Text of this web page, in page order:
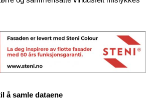
å samle dataene